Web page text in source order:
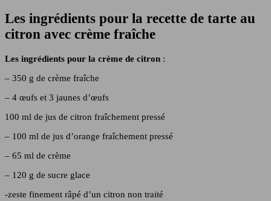
Les ingrédients pour la recette de tarte au
citron avec crème fraîche
Les ingrédients pour la crème de citron :
– 350 g de crème fraîche
– 4 œufs et 3 jaunes d’œufs
100 ml de jus de citron fraîchement pressé
– 100 ml de jus d’orange fraîchement pressé
– 65 ml de crème
– 120 g de sucre glace
-zeste finement râpé d’un citron non traité